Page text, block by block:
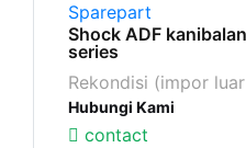
Sparepart
Shock ADF
series
Rekondisi (impor
Hubungi Kami
contact